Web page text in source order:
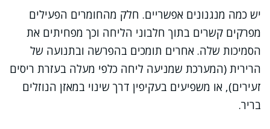
יש כמה מנגנונים אפשריים. חלק מהחומרים הפעילים
מפרקים קשרים בתוך חלבוני הליחה וכך מפחיתים את
הסמיכות שלה. אחרים תומכים בהפרשה ובתנועה של
הרירית (המערכת שמניעה ליחה כלפי מעלה בעזרת ריסים
זעירים), או משפיעים בעקיפין דרך שינוי במאזן הנוזלים
בריר.